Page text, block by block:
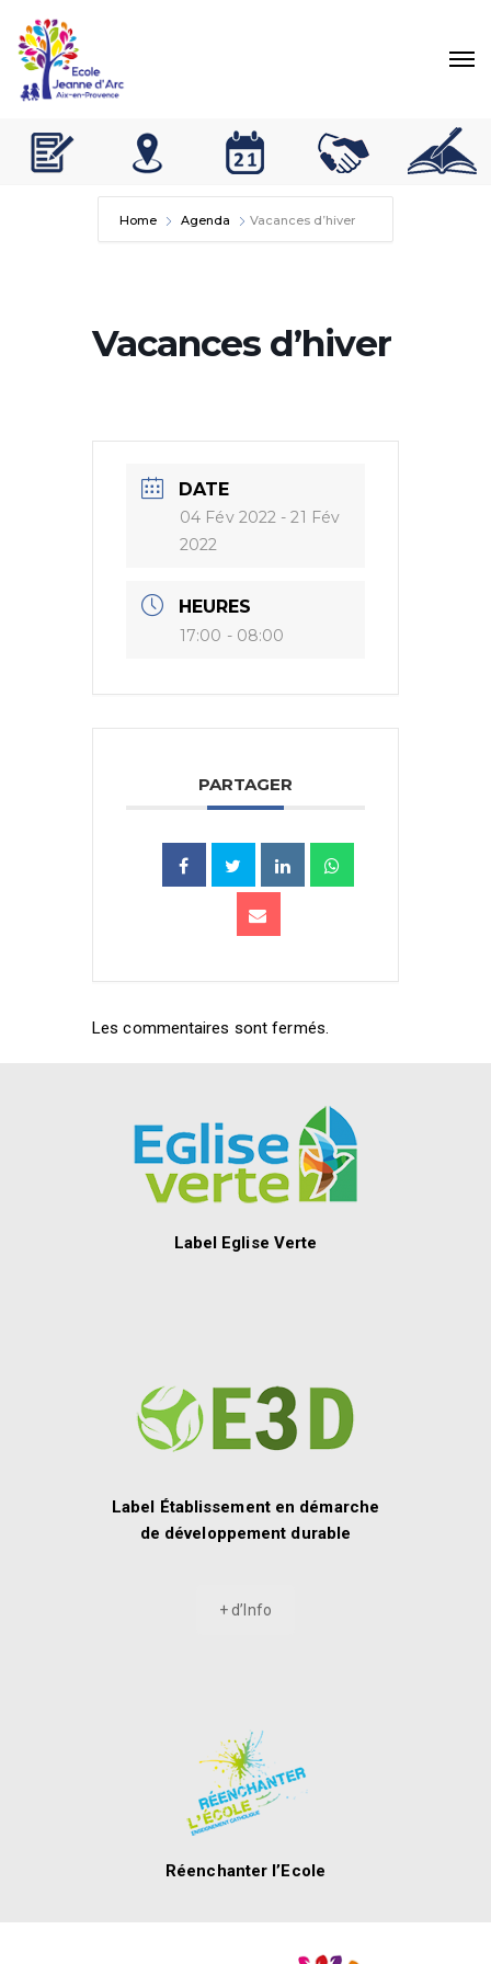
Home Agenda Vacances d’hiver
Vacances d’hiver
DATE
04 Fév 2022 - 21 Fév
2022
HEURES
17:00 - 08:00
PARTAGER
Les commentaires sont fermés.
Label Eglise Verte
Label Établissement en démarche
de développement durable
+ d’Info
Réenchanter l’Ecole